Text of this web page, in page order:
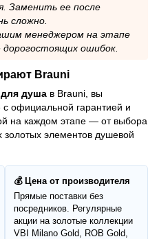
Заменить ее после
сложно.
менеджером на этапе
ошибок.
Brauni
душа в Brauni, вы
официальной гарантией и
на каждом этапе — от выбора
элементов душевой
💰 Цена от производителя
Прямые поставки без
посредников. Регулярные
акции на золотые коллекции
VBI Milano Gold, ROB Gold,